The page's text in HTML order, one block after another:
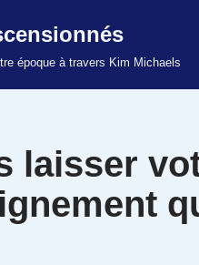
époque à travers Kim Michaels
laisser